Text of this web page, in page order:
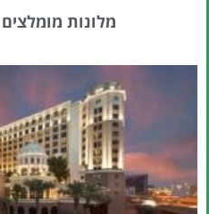
מלונות מומלצים